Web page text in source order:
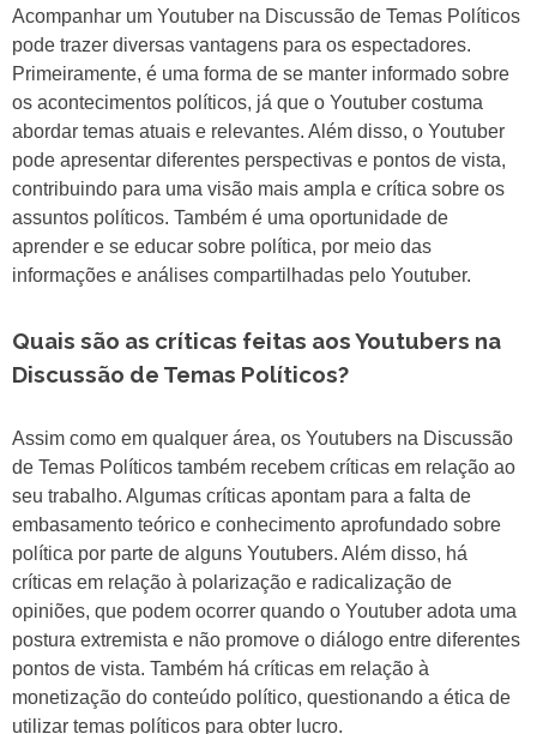
Acompanhar um Youtuber na Discussão de Temas Políticos
pode trazer diversas vantagens para os espectadores.
Primeiramente, é uma forma de se manter informado sobre
os acontecimentos políticos, já que o Youtuber costuma
abordar temas atuais e relevantes. Além disso, o Youtuber
pode apresentar diferentes perspectivas e pontos de vista,
contribuindo para uma visão mais ampla e crítica sobre os
assuntos políticos. Também é uma oportunidade de
aprender e se educar sobre política, por meio das
informações e análises compartilhadas pelo Youtuber.
Quais são as críticas feitas aos Youtubers na
Discussão de Temas Políticos?
Assim como em qualquer área, os Youtubers na Discussão
de Temas Políticos também recebem críticas em relação ao
seu trabalho. Algumas críticas apontam para a falta de
embasamento teórico e conhecimento aprofundado sobre
política por parte de alguns Youtubers. Além disso, há
críticas em relação à polarização e radicalização de
opiniões, que podem ocorrer quando o Youtuber adota uma
postura extremista e não promove o diálogo entre diferentes
pontos de vista. Também há críticas em relação à
monetização do conteúdo político, questionando a ética de
utilizar temas políticos para obter lucro.